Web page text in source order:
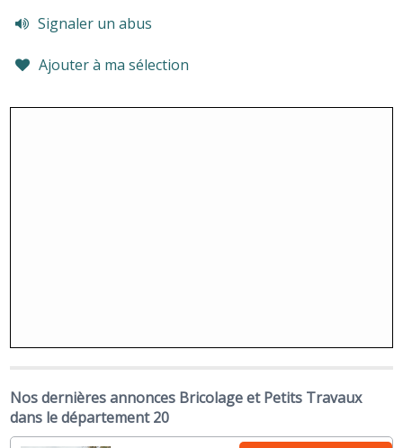
Signaler un abus
Ajouter à ma sélection
Nos dernières annonces Bricolage et Petits Travaux
dans le département 20